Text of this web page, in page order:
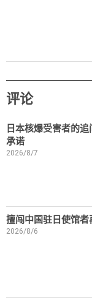
评论
日本核爆受害者的
承诺
2026/8/7
擅闯中国驻日使馆
2026/8/6